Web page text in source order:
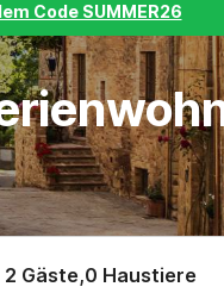
Code SUMMER26
2 Gäste,0 Haustiere